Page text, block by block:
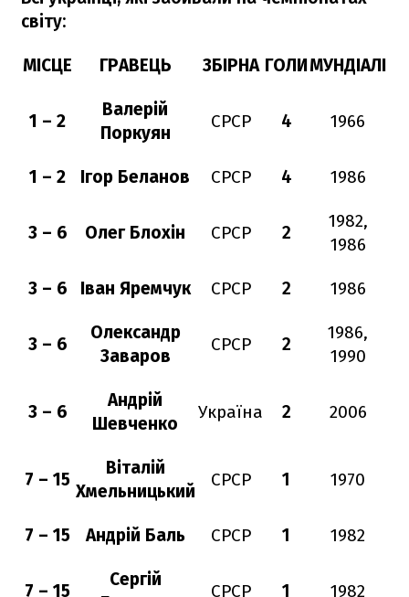
світу:
МІСЦЕ ГРАВЕЦЬ ЗБІРНА ГОЛИМУНДІАЛІ
1 – 2
Валерій
Поркуян
СРСР 4 1966
1 – 2 Ігор Беланов СРСР 4 1986
3 – 6 Олег Блохін СРСР 2
1982,
1986
3 – 6 Іван Яремчук СРСР 2 1986
3 – 6
Олександр
Заваров
СРСР 2
1986,
1990
3 – 6
Андрій
Шевченко
Україна 2 2006
7 – 15
Віталій
Хмельницький
СРСР 1 1970
7 – 15 Андрій Баль СРСР 1 1982
7 – 15
Сергій
СРСР 1 1982